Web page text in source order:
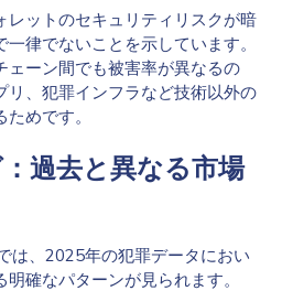
レットのセキュリティリスクが暗
律でないことを示しています。
ェーン間でも被害率が異なるの
リ、犯罪インフラなど技術以外の
めです。
過去と異なる市場
は、2025年の犯罪データにおい
確なパターンが見られます。